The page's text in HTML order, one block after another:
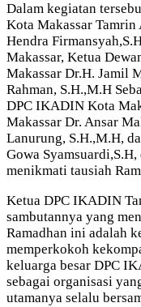
Dalam kegiatan
Kota Makassar Tamrin
Hendra
Makassar, Ketua
Makassar Dr.H. Jamil
Rahman, S.H.,M.H
DPC IKADIN Kota
Makassar Dr. Ansar
Lanurung, S.H.,M.H,
Gowa
menikmati tausiah
Ketua DPC IKADIN
sambutannya yang
Ramadhan ini adalah
memperkokoh
keluarga besar DPC
sebagai organisasi
utamanya selalu